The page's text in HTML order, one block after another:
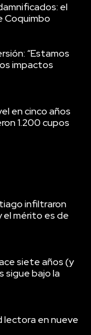
el
Coquimbo
“Estamos
impactos
en cinco años
1.200 cupos
infiltraron
el mérito es de
siete años (y
sigue bajo la
lectora en nueve